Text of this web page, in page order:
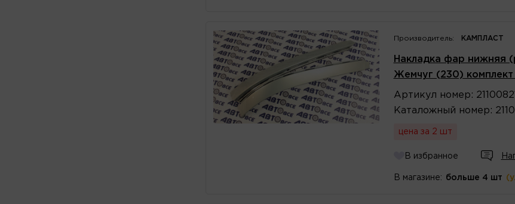
Производитель: КАМПЛАСТ
Накладка фар нижняя
Жемчуг (230) комплект
Артикул номер :
Каталожный номер :
цена за 2 шт
В избранное
В магазине: больше 4 шт